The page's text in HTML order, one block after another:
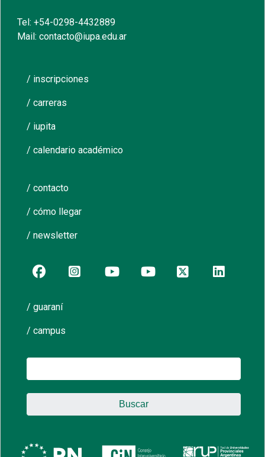
Tel: +54-0298-4432889
Mail: contacto@iupa.edu.ar
/ inscripciones
/ carreras
/ iupita
/ calendario académico
/ contacto
/ cómo llegar
/ newsletter
/ guaraní
/ campus
Buscar: